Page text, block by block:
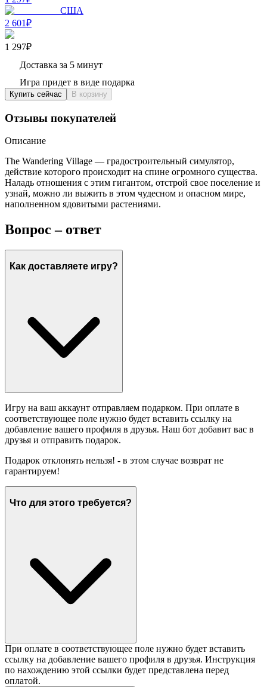
США
2 601₽
1 297₽
Доставка за 5 минут
Игра придет в виде подарка
Купить сейчас В корзину
Отзывы покупателей
Описание
The Wandering Village — градостроительный симулятор,
действие которого происходит на спине огромного существа.
Наладь отношения с этим гигантом, отстрой свое поселение и
узнай, можно ли выжить в этом чудесном и опасном мире,
наполненном ядовитыми растениями.
Вопрос – ответ
Как доставляете игру?
Игру на ваш аккаунт отправляем подарком. При оплате в
соответствующее поле нужно будет вставить ссылку на
добавление вашего профиля в друзья. Наш бот добавит вас в
друзья и отправить подарок.
Подарок отклонять нельзя! - в этом случае возврат не
гарантируем!
Что для этого требуется?
При оплате в соответствующее поле нужно будет вставить
ссылку на добавление вашего профиля в друзья. Инструкция
по нахождению этой ссылки будет представлена перед
оплатой.